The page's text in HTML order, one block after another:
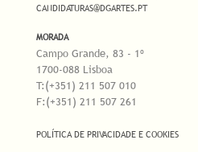
CANDIDATURAS@DGARTES.PT
MORADA
Campo Grande, 83 - 1º
1700-088 Lisboa
T:(+351) 211 507 010
F:(+351) 211 507 261
POLÍTICA DE PRIVACIDADE E COOKIES